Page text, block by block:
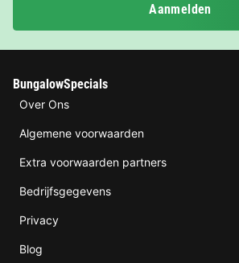
Aanmelden
BungalowSpecials
Over Ons
Algemene voorwaarden
Extra voorwaarden partners
Bedrijfsgegevens
Privacy
Blog